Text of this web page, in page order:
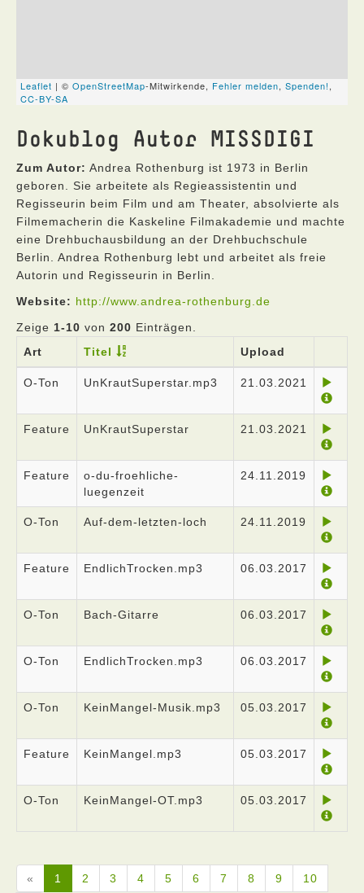
Dokublog Autor MISSDIGI
Zum Autor: Andrea Rothenburg ist 1973 in Berlin
geboren. Sie arbeitete als Regieassistentin und
Regisseurin beim Film und am Theater, absolvierte als
Filmemacherin die Kaskeline Filmakademie und machte
eine Drehbuchausbildung an der Drehbuchschule
Berlin. Andrea Rothenburg lebt und arbeitet als freie
Autorin und Regisseurin in Berlin.
Website: http://www.andrea-rothenburg.de
Zeige 1-10 von 200 Einträgen.
Art
Titel Upload
O-Ton UnKrautSuperstar.mp3 21.03.2021
Feature UnKrautSuperstar 21.03.2021
Feature
o-du-froehliche-
luegenzeit
24.11.2019
O-Ton Auf-dem-letzten-loch 24.11.2019
Feature EndlichTrocken.mp3 06.03.2017
O-Ton Bach-Gitarre 06.03.2017
O-Ton EndlichTrocken.mp3 06.03.2017
O-Ton KeinMangel-Musik.mp3 05.03.2017
Feature KeinMangel.mp3 05.03.2017
O-Ton KeinMangel-OT.mp3 05.03.2017
« 1 2 3 4 5 6 7 8 9 10